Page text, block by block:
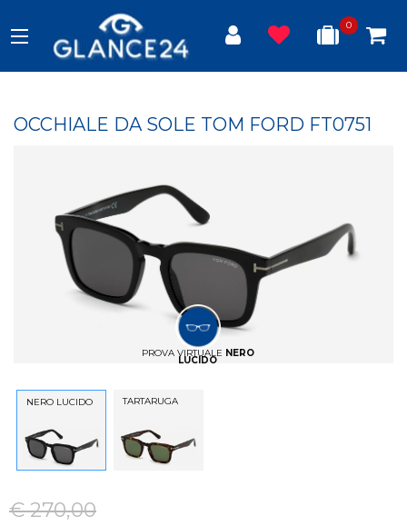
0
OCCHIALE DA SOLE TOM FORD FT0751
PROVA VIRTUALE NERO
LUCIDO
NERO LUCIDO TARTARUGA
€ 270,00